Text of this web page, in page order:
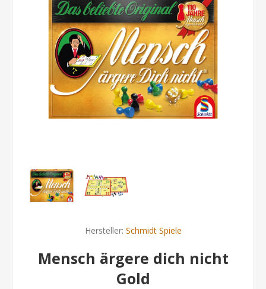
Hersteller: Schmidt Spiele
Mensch ärgere dich nicht
Gold